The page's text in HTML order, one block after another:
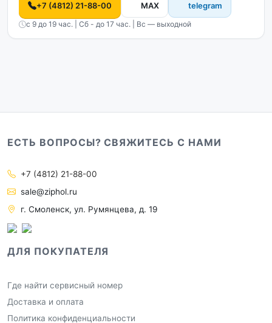
+7 (4812) 21-88-00 MAX telegram
с 9 до 19 час. | Сб - до 17 час. | Вс — выходной
ЕСТЬ ВОПРОСЫ? СВЯЖИТЕСЬ С НАМИ
+7 (4812) 21-88-00
sale@ziphol.ru
г. Смоленск, ул. Румянцева, д. 19
ДЛЯ ПОКУПАТЕЛЯ
Где найти сервисный номер
Доставка и оплата
Политика конфиденциальности